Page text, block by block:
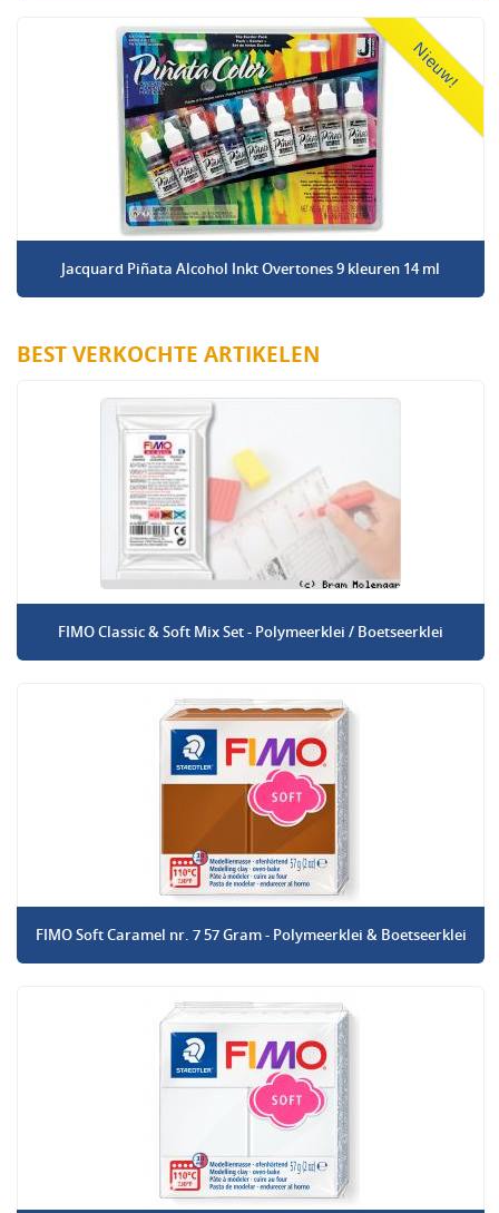
Nieuw!
Jacquard Piñata Alcohol Inkt Overtones 9 kleuren 14 ml
BEST VERKOCHTE ARTIKELEN
FIMO Classic & Soft Mix Set - Polymeerklei / Boetseerklei
FIMO Soft Caramel nr. 7 57 Gram - Polymeerklei & Boetseerklei